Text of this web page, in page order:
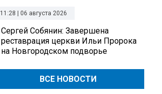
11:28 | 06 августа 2026
Сергей Собянин: Завершена
реставрация церкви Ильи Пророка
на Новгородском подворье
ВСЕ НОВОСТИ